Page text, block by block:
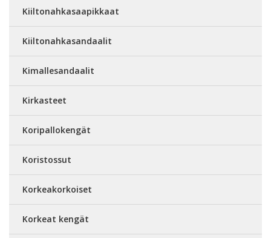
Kiiltonahkasaapikkaat
Kiiltonahkasandaalit
Kimallesandaalit
Kirkasteet
Koripallokengät
Koristossut
Korkeakorkoiset
Korkeat kengät